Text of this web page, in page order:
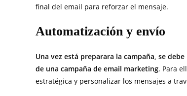
final del email para reforzar el mensaje.
Automatización y envío
Una vez está preparara la campaña, se
de una campaña de email marketing. Para
estratégica y personalizar los mensajes a